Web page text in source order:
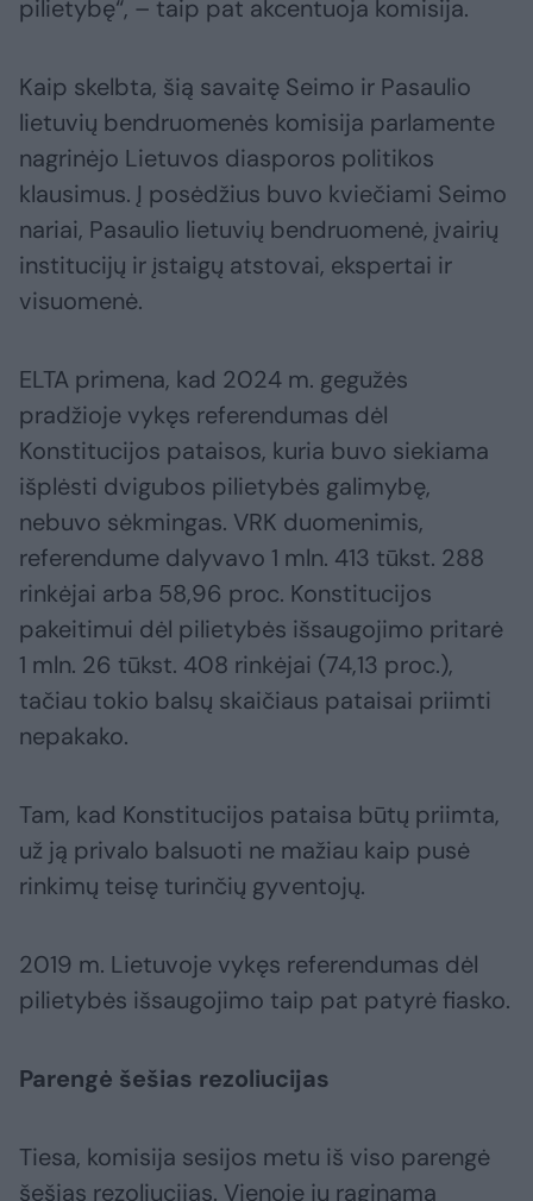
pilietybę“, – taip pat akcentuoja komisija.
Kaip skelbta, šią savaitę Seimo ir Pasaulio
lietuvių bendruomenės komisija parlamente
nagrinėjo Lietuvos diasporos politikos
klausimus. Į posėdžius buvo kviečiami Seimo
nariai, Pasaulio lietuvių bendruomenė, įvairių
institucijų ir įstaigų atstovai, ekspertai ir
visuomenė.
ELTA primena, kad 2024 m. gegužės
pradžioje vykęs referendumas dėl
Konstitucijos pataisos, kuria buvo siekiama
išplėsti dvigubos pilietybės galimybę,
nebuvo sėkmingas. VRK duomenimis,
referendume dalyvavo 1 mln. 413 tūkst. 288
rinkėjai arba 58,96 proc. Konstitucijos
pakeitimui dėl pilietybės išsaugojimo pritarė
1 mln. 26 tūkst. 408 rinkėjai (74,13 proc.),
tačiau tokio balsų skaičiaus pataisai priimti
nepakako.
Tam, kad Konstitucijos pataisa būtų priimta,
už ją privalo balsuoti ne mažiau kaip pusė
rinkimų teisę turinčių gyventojų.
2019 m. Lietuvoje vykęs referendumas dėl
pilietybės išsaugojimo taip pat patyrė fiasko.
Parengė šešias rezoliucijas
Tiesa, komisija sesijos metu iš viso parengė
šešias rezoliucijas. Vienoje jų raginama